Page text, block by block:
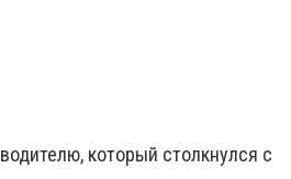
водителю, который столкнулся с